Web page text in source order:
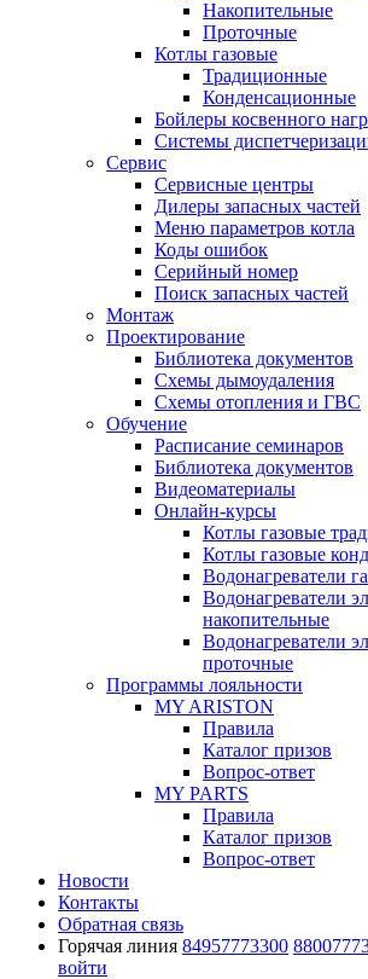
Накопительные
Проточные
Котлы газовые
Традиционные
Конденсационные
Бойлеры косвенного
Системы
Сервис
Сервисные центры
Дилеры запасных частей
Меню параметров котла
Коды ошибок
Серийный номер
Поиск запасных частей
Монтаж
Проектирование
Библиотека документов
Схемы дымоудаления
Схемы отопления и ГВС
Обучение
Расписание семинаров
Библиотека документов
Видеоматериалы
Онлайн-курсы
Котлы газовые
Котлы газовые
Водонагреватели
Водонагреватели
накопительные
Водонагреватели
проточные
Программы лояльности
MY ARISTON
Правила
Каталог призов
Вопрос-ответ
MY PARTS
Правила
Каталог призов
Вопрос-ответ
Новости
Контакты
Обратная связь
Горячая линия 84957773300
войти